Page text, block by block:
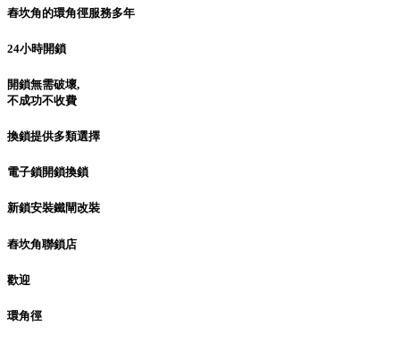
舂坎角的環角徑服務多年
24小時開鎖
開鎖無需破壞,
不成功不收費
換鎖提供多類選擇
電子鎖開鎖換鎖
新鎖安裝鐵閘改裝
舂坎角聯鎖店
歡迎
環角徑